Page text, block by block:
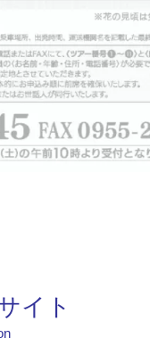
イト